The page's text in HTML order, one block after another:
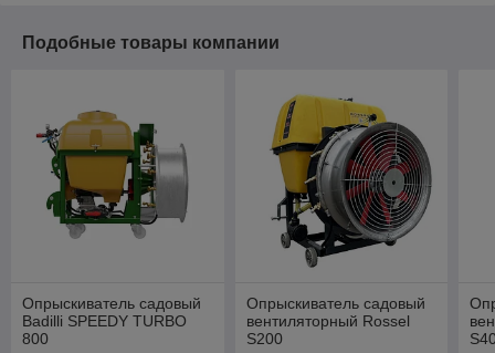
Подобные товары компании
Опрыскиватель садовый
Badilli SPEEDY TURBO
800
Опрыскиватель садовый
вентиляторный Rossel
S200